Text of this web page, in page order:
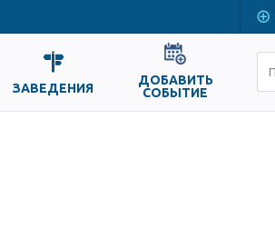
ЗАВЕДЕНИЯ
ДОБАВИТЬ
СОБЫТИЕ